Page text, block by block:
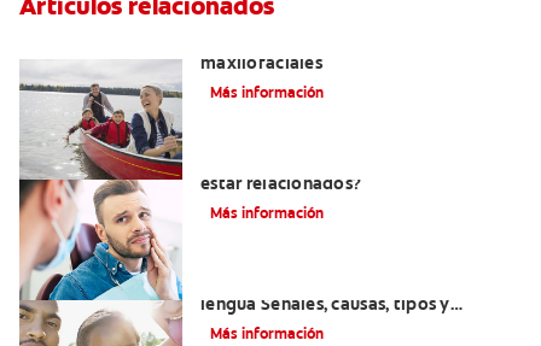
Artículos relacionados
maxilofaciales
Más información
estar relacionados?
Más información
lengua Señales, causas, tipos y
tratamiento
Más información